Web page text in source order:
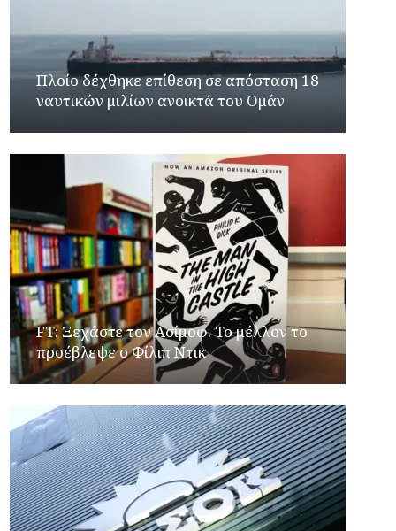
Πλοίο δέχθηκε επίθεση σε απόσταση 18
ναυτικών μιλίων ανοικτά του Ομάν
FT: Ξεχάστε τον Ασίμοφ. Το μέλλον το
προέβλεψε ο Φίλιπ Ντικ